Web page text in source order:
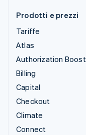
Prodotti e prezzi
Tariffe
Atlas
Authorization Boost
Billing
Capital
Checkout
Climate
Connect